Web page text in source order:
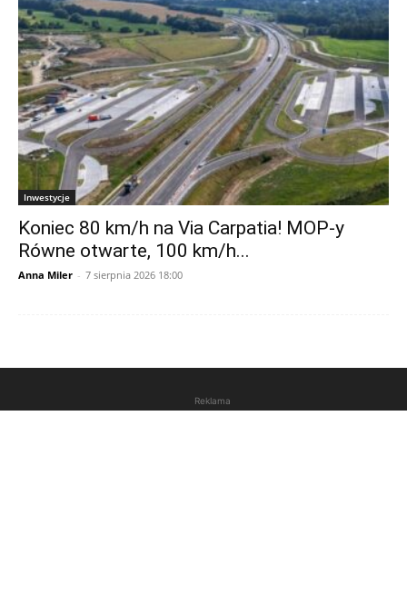
Inwestycje
Koniec 80 km/h na Via Carpatia! MOP-y
Równe otwarte, 100 km/h...
Anna Miler - 7 sierpnia 2026 18:00
Reklama